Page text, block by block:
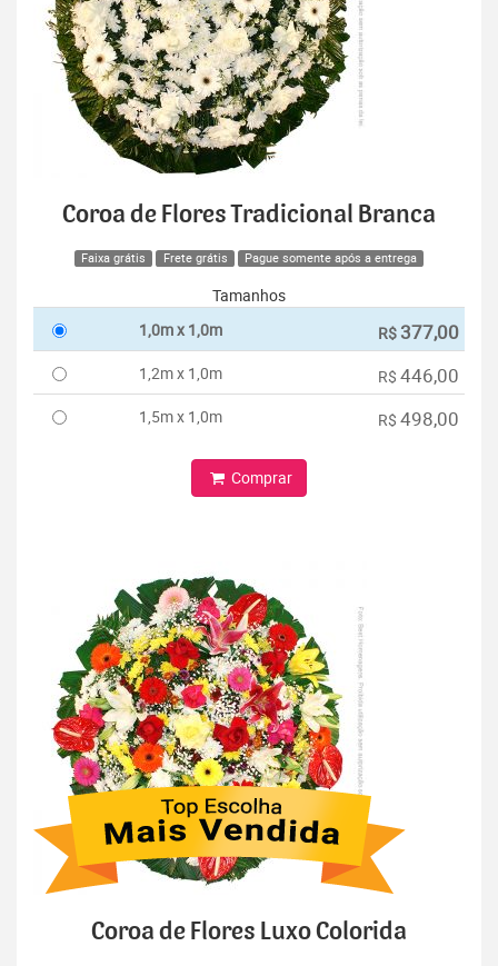
Coroa de Flores Tradicional Branca
Faixa grátis Frete grátis Pague somente após a entrega
Tamanhos
1,0m x 1,0m
R$ 377,00
1,2m x 1,0m R$ 446,00
1,5m x 1,0m R$ 498,00
Comprar
Coroa de Flores Luxo Colorida